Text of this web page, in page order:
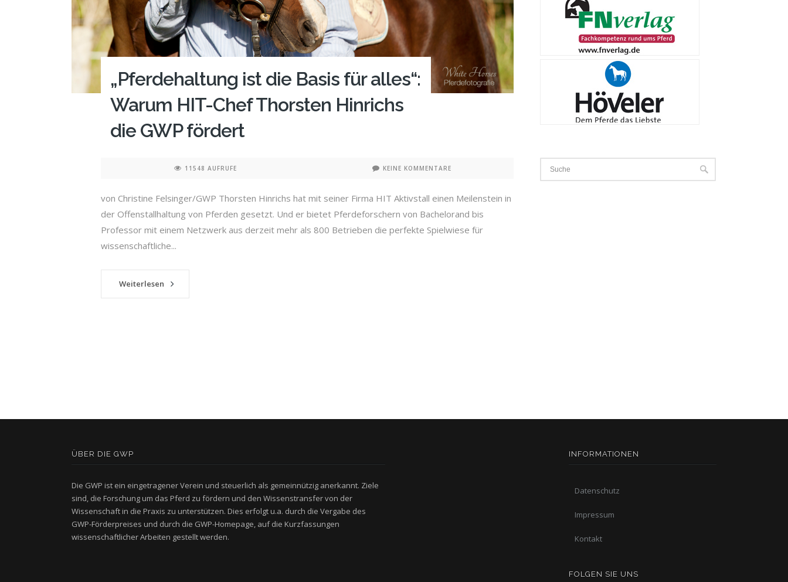
„Pferdehaltung ist die Basis für alles“:
Warum HIT-Chef Thorsten Hinrichs
die GWP fördert
11548 AUFRUFE KEINE KOMMENTARE
von Christine Felsinger/GWP Thorsten Hinrichs hat mit seiner Firma HIT Aktivstall einen Meilenstein in
der Offenstallhaltung von Pferden gesetzt. Und er bietet Pferdeforschern von Bachelorand bis
Professor mit einem Netzwerk aus derzeit mehr als 800 Betrieben die perfekte Spielwiese für
wissenschaftliche...
Weiterlesen
ÜBER DIE GWP
Die GWP ist ein eingetragener Verein und steuerlich als gemeinnützig anerkannt. Ziele
sind, die Forschung um das Pferd zu fördern und den Wissenstransfer von der
Wissenschaft in die Praxis zu unterstützen. Dies erfolgt u.a. durch die Vergabe des
GWP-Förderpreises und durch die GWP-Homepage, auf die Kurzfassungen
wissenschaftlicher Arbeiten gestellt werden.
INFORMATIONEN
Datenschutz
Impressum
Kontakt
FOLGEN SIE UNS